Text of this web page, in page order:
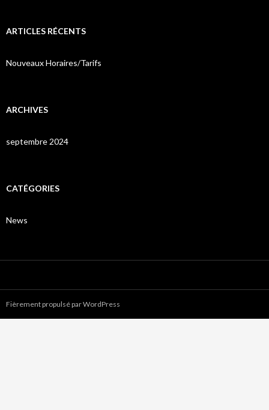
ARTICLES RÉCENTS
Nouveaux Horaires/Tarifs
ARCHIVES
septembre 2024
CATÉGORIES
News
Fièrement propulsé par WordPress